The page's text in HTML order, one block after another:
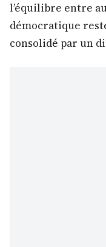
l’équilibre entre
démocratique
consolidé par un